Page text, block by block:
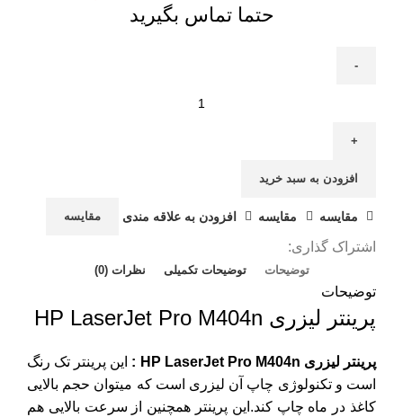
حتما تماس بگیرید
افزودن به سبد خرید
مقايسه مقایسه افزودن به علاقه مندی مقایسه
اشتراک گذاری:
توضیحات توضیحات تکمیلی نظرات (0)
توضیحات
پرینتر لیزری HP LaserJet Pro M404n
پرینتر لیزری HP LaserJet Pro M404n :
این پرینتر تک رنگ
است و تکنولوژی چاپ آن لیزری است که میتوان حجم بالایی
کاغذ در ماه چاپ کند.این پرینتر همچنین از سرعت بالایی هم